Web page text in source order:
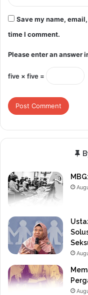
Save my name,
time I comment.
Please enter an answer
five × five =